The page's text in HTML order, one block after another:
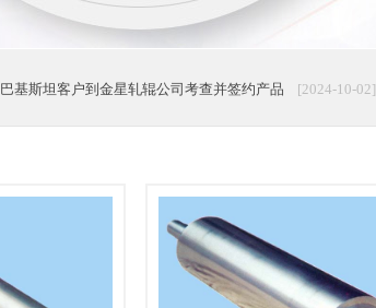
突破行业瓶颈！金星轧辊超硬高耐磨磨辊，为面粉厂开启“…
巴基斯坦客户到金星轧辊公司考查并签约产品
[2024-10-02]
轧辊在维护管理方面应注意问题
[2018-09-18]
土耳其客户广交会后到金星轧辊公司考查并签约